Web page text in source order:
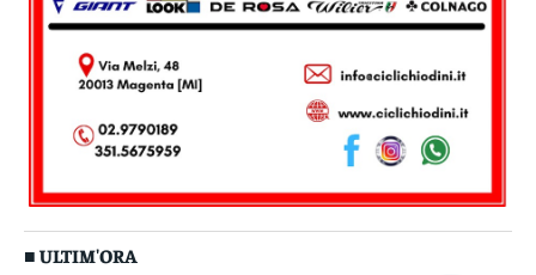
■ ULTIM'ORA